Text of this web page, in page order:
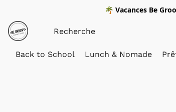
🌴 Vacances Be
Back to School Lunch & Nomade